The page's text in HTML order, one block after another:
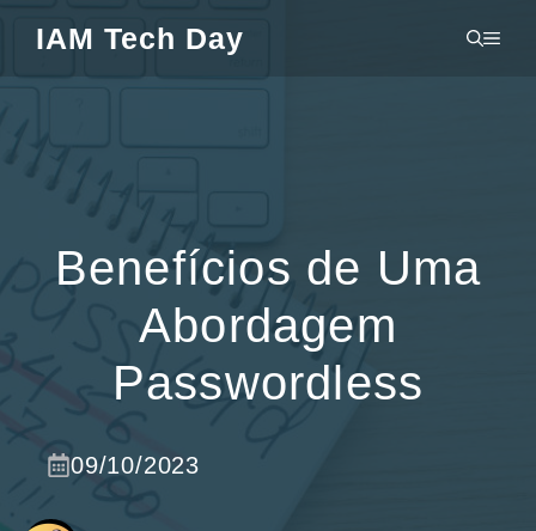
para
o
IAM Tech Day
Benefícios de Uma
Abordagem
Passwordless
09/10/2023